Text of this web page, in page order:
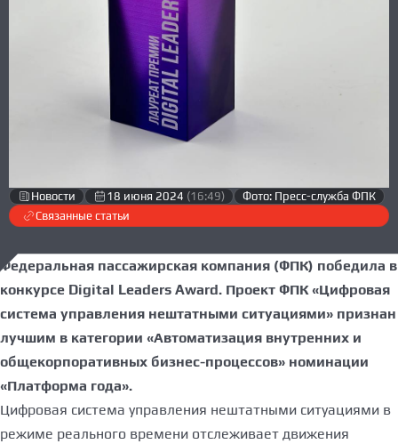
Новости 18 июня 2024 (16:49)
Фото: Пресс-служба ФПК
Связанные статьи
Федеральная пассажирская компания (ФПК) победила в
конкурсе Digital Leaders Award. Проект ФПК «Цифровая
система управления нештатными ситуациями» признан
лучшим в категории «Автоматизация внутренних и
общекорпоративных бизнес-процессов» номинации
«Платформа года».
Цифровая система управления нештатными ситуациями в
режиме реального времени отслеживает движения